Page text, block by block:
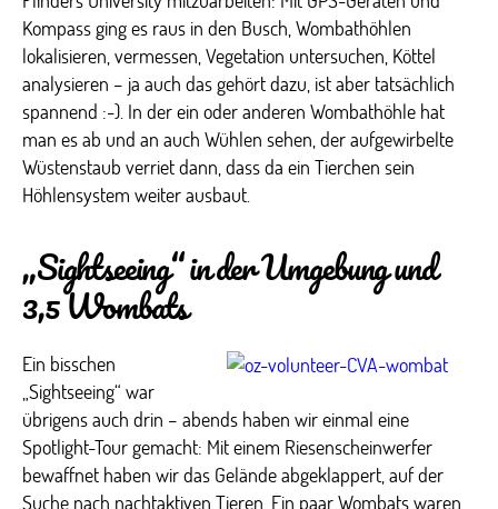
Kompass ging es raus in den Busch, Wombathöhlen
lokalisieren, vermessen, Vegetation untersuchen, Köttel
analysieren – ja auch das gehört dazu, ist aber tatsächlich
spannend :-). In der ein oder anderen Wombathöhle hat
man es ab und an auch Wühlen sehen, der aufgewirbelte
Wüstenstaub verriet dann, dass da ein Tierchen sein
Höhlensystem weiter ausbaut.
„Sightseeing“ in der Umgebung und
3,5 Wombats
Ein bisschen
„Sightseeing“ war
übrigens auch drin – abends haben wir einmal eine
Spotlight-Tour gemacht: Mit einem Riesenscheinwerfer
bewaffnet haben wir das Gelände abgeklappert, auf der
Suche nach nachtaktiven Tieren. Ein paar Wombats waren